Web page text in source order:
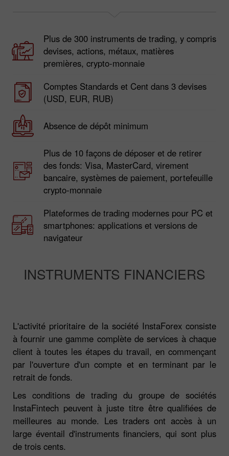
Plus de 300 instruments de trading, y compris
devises, actions, métaux, matières
premières, crypto-monnaie
Comptes Standards et Cent dans 3 devises
(USD, EUR, RUB)
Absence de dépôt minimum
Plus de 10 façons de déposer et de retirer
des fonds: Visa, MasterCard, virement
bancaire, systèmes de paiement, portefeuille
crypto-monnaie
Plateformes de trading modernes pour PC et
smartphones: applications et versions de
navigateur
INSTRUMENTS FINANCIERS
L'activité prioritaire de la société InstaForex consiste
à fournir une gamme complète de services à chaque
client à toutes les étapes du travail, en commençant
par l'ouverture d'un compte et en terminant par le
retrait de fonds.
Les conditions de trading du groupe de sociétés
InstaFintech peuvent à juste titre être qualifiées de
meilleures au monde. Les traders ont accès à un
large éventail d'instruments financiers, qui sont plus
de trois cents.